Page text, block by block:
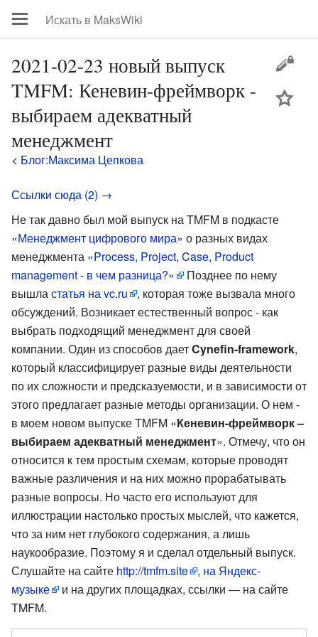
2021-02-23 новый выпуск
TMFM: Кеневин-фреймворк -
выбираем адекватный
менеджмент
< Блог:Максима Цепкова
Ссылки сюда (2) →
Не так давно был мой выпуск на TMFM в подкасте
«Менеджмент цифрового мира» о разных видах
менеджмента «Process, Project, Case, Product
management - в чем разница?»
Позднее по нему
вышластатья на vc.ru
, которая тоже вызвала много
обсуждений. Возникает естественный вопрос - как
выбрать подходящий менеджмент для своей
компании. Один из способов даетCynefin-framework,
который классифицирует разные виды деятельности
по их сложности и предсказуемости, и в зависимости от
этого предлагает разные методы организации. О нем -
в моем новом выпуске TMFM «Кеневин-фреймворк –
выбираем адекватный менеджмент». Отмечу, что он
относится к тем простым схемам, которые проводят
важные различения и на них можно прорабатывать
разные вопросы. Но часто его используют для
иллюстрации настолько простых мыслей, что кажется,
что за ним нет глубокого содержания, а лишь
наукообразие. Поэтому я и сделал отдельный выпуск.
Слушайте на сайте http://tmfm.site , на Яндекс-
музыке
и на других площадках, ссылки — на сайте
TMFM.